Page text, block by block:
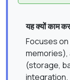
यह क्यों काम
Focuses
memories),
(storage,
integration.